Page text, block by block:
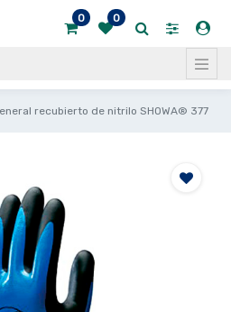
0 0
recubierto de nitrilo SHOWA® 377